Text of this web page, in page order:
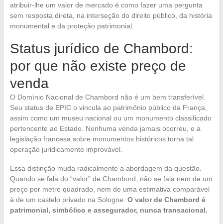
atribuir-lhe um valor de mercado é como fazer uma pergunta
sem resposta direta, na interseção do direito público, da história
monumental e da proteção patrimonial.
Status jurídico de Chambord:
por que não existe preço de
venda
O Domínio Nacional de Chambord não é um bem transferível.
Seu status de EPIC o vincula ao patrimônio público da França,
assim como um museu nacional ou um monumento classificado
pertencente ao Estado. Nenhuma venda jamais ocorreu, e a
legislação francesa sobre monumentos históricos torna tal
operação juridicamente improvável.
Essa distinção muda radicalmente a abordagem da questão.
Quando se fala do “valor” de Chambord, não se fala nem de um
preço por metro quadrado, nem de uma estimativa comparável
à de um castelo privado na Sologne. O valor de Chambord é
patrimonial, simbólico e assegurador, nunca transacional.